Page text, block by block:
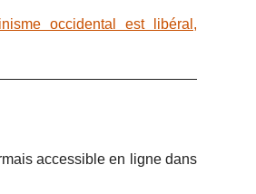
occidental est libéral,
accessible en ligne dans